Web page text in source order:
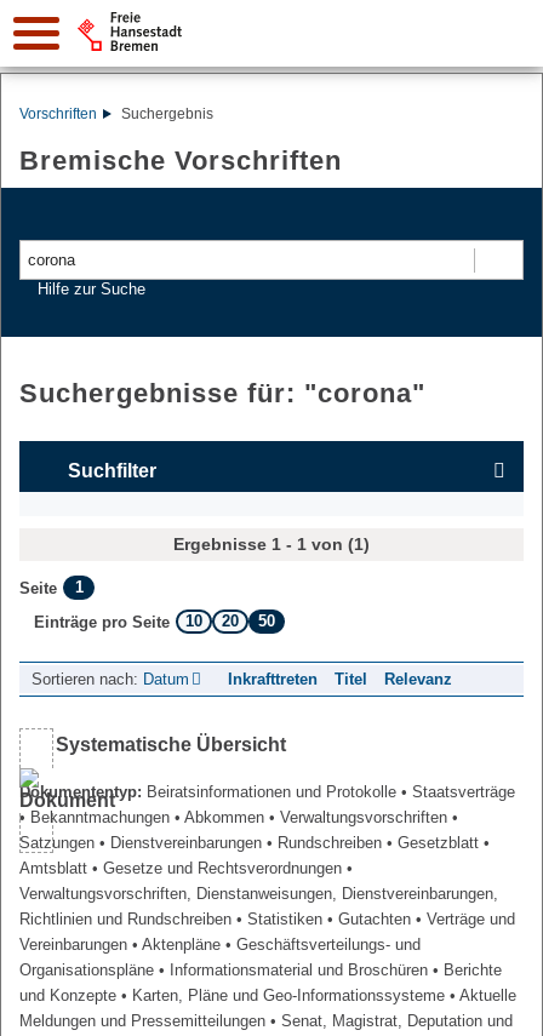
Vorschriften Suchergebnis
Bremische Vorschriften
Hilfe zur Suche
Suchergebnisse für: "corona"
Suchfilter
Ergebnisse 1 - 1 von (1)
Seite
1
Einträge pro Seite
10 20 50
Sortieren nach: Datum Inkrafttreten Titel Relevanz
Systematische Übersicht
Dokumententyp: Beiratsinformationen und Protokolle • Staatsverträge
• Bekanntmachungen • Abkommen • Verwaltungsvorschriften •
Satzungen • Dienstvereinbarungen • Rundschreiben • Gesetzblatt •
Amtsblatt • Gesetze und Rechtsverordnungen •
Verwaltungsvorschriften, Dienstanweisungen, Dienstvereinbarungen,
Richtlinien und Rundschreiben • Statistiken • Gutachten • Verträge und
Vereinbarungen • Aktenpläne • Geschäftsverteilungs- und
Organisationspläne • Informationsmaterial und Broschüren • Berichte
und Konzepte • Karten, Pläne und Geo-Informationssysteme • Aktuelle
Meldungen und Pressemitteilungen • Senat, Magistrat, Deputation und